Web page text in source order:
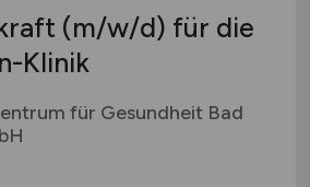
(m/w/d) für die
Klinik
für Gesundheit Bad